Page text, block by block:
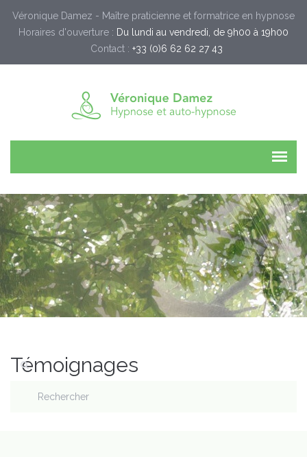
Véronique Damez - Maître praticienne et formatrice en hypnose
Horaires d'ouverture : Du lundi au vendredi, de 9h00 à 19h00
Contact : +33 (0)6 62 62 27 43
Témoignages